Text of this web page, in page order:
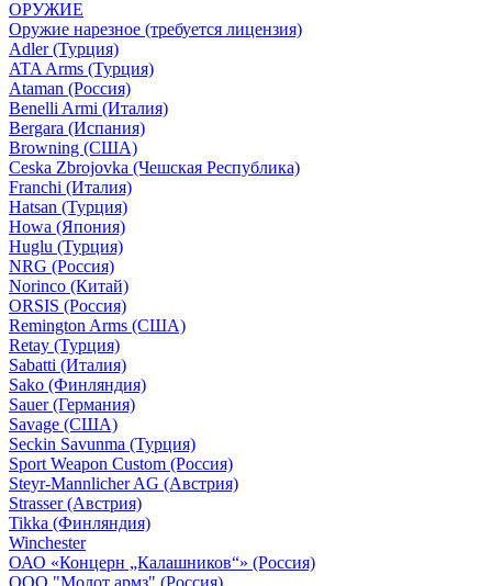
ОРУЖИЕ
Оружие нарезное (требуется лицензия)
Adler (Турция)
ATA Arms (Турция)
Ataman (Россия)
Benelli Armi (Италия)
Bergara (Испания)
Browning (США)
Ceska Zbrojovka (Чешская Республика)
Franchi (Италия)
Hatsan (Турция)
Howa (Япония)
Huglu (Турция)
NRG (Россия)
Norinco (Китай)
ORSIS (Россия)
Remington Arms (США)
Retay (Турция)
Sabatti (Италия)
Sako (Финляндия)
Sauer (Германия)
Savage (США)
Seckin Savunma (Турция)
Sport Weapon Custom (Россия)
Steyr-Mannlicher AG (Австрия)
Strasser (Австрия)
Tikka (Финляндия)
Winchester
ОАО «Концерн „Калашников“» (Россия)
ООО "Молот армз" (Россия)